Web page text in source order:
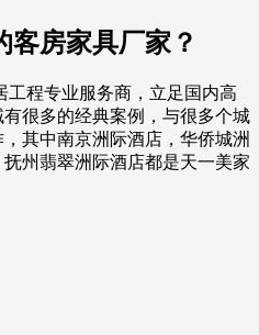
客房家具厂家？
程专业服务商，立足国内高
很多的经典案例，与很多个城
其中南京洲际酒店，华侨城洲
州翡翠洲际酒店都是天一美家